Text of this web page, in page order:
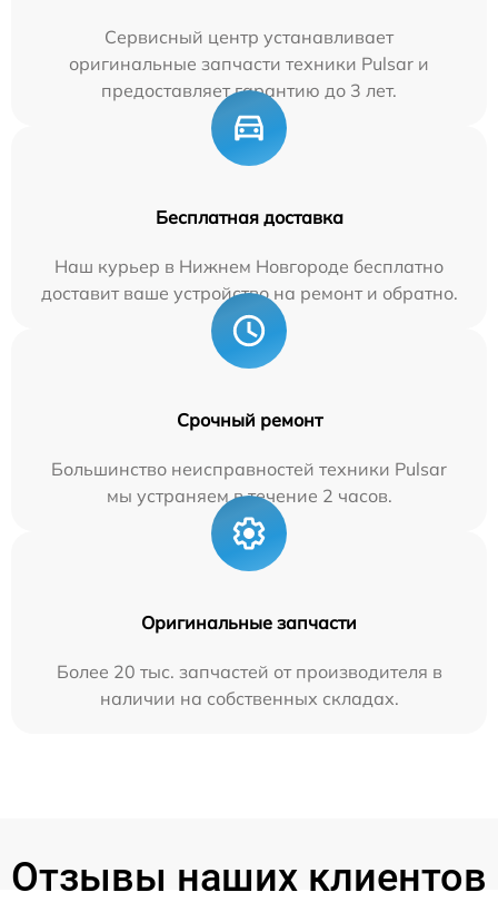
Сервисный центр устанавливает
оригинальные запчасти техники Pulsar и
предоставляет гарантию до 3 лет.
Бесплатная доставка
Наш курьер в Нижнем Новгороде бесплатно
доставит ваше устройство на ремонт и обратно.
Срочный ремонт
Большинство неисправностей техники Pulsar
мы устраняем в течение 2 часов.
Оригинальные запчасти
Более 20 тыс. запчастей от производителя в
наличии на собственных складах.
Отзывы наших клиентов